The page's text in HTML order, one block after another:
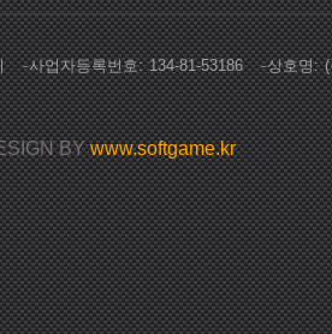
사업자등록번호 134-81-53186 상호명
BYwww.softgame.kr